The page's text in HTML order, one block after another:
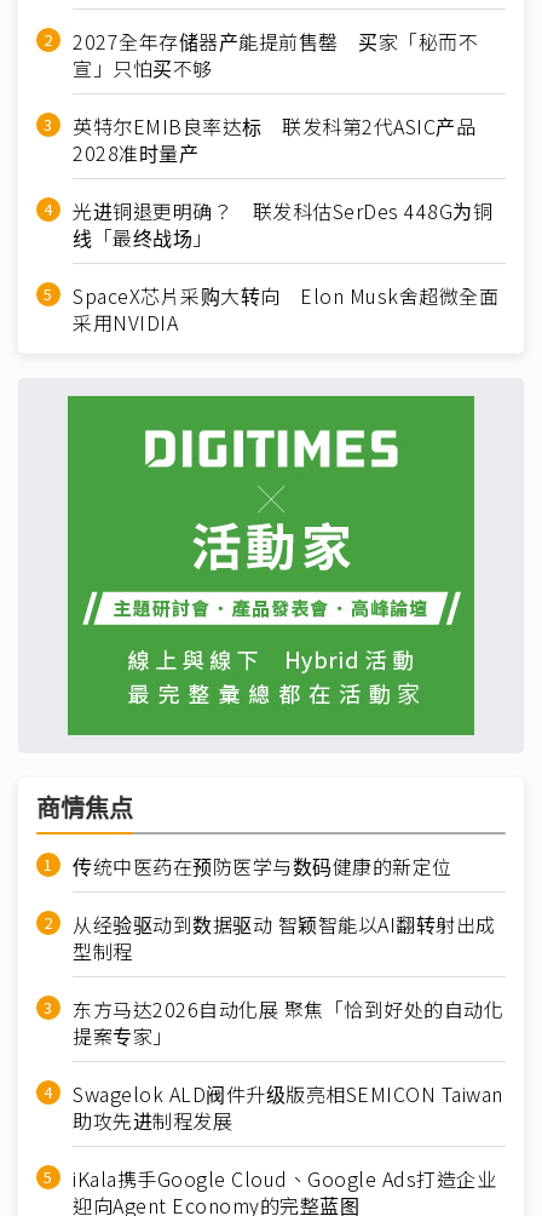
2027全年存储器产能提前售罄 买家「秘而不
宣」只怕买不够
英特尔EMIB良率达标 联发科第2代ASIC产品
2028准时量产
光进铜退更明确？ 联发科估SerDes 448G为铜
线「最终战场」
SpaceX芯片采购大转向 Elon Musk舍超微全面
采用NVIDIA
商情焦点
传统中医药在预防医学与数码健康的新定位
从经验驱动到数据驱动 智颖智能以AI翻转射出成
型制程
东方马达2026自动化展 聚焦「恰到好处的自动化
提案专家」
Swagelok ALD阀件升级版亮相SEMICON Taiwan
助攻先进制程发展
iKala携手Google Cloud、Google Ads打造企业
迎向Agent Economy的完整蓝图